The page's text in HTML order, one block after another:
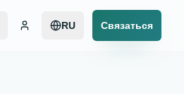
RU Связаться